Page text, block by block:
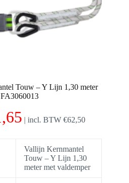
Touw – Y Lijn 1,30 meter
| incl. BTW €62,50
Vallijn Kernmantel
Touw – Y Lijn 1,30
meter met valdemper